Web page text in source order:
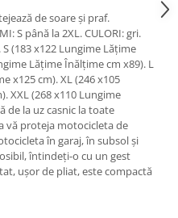
de soare și praf.
S până la 2XL. CULORI: gri.
S (183 x122 Lungime Lățime
Lățime Înălțime cm x89). L
x125 cm). XL (246 x105
XXL (268 x110 Lungime
de la uz casnic la toate
vă proteja motocicleta de
în garaj, în subsol și
întindeți-o cu un gest
ușor de pliat, este compactă